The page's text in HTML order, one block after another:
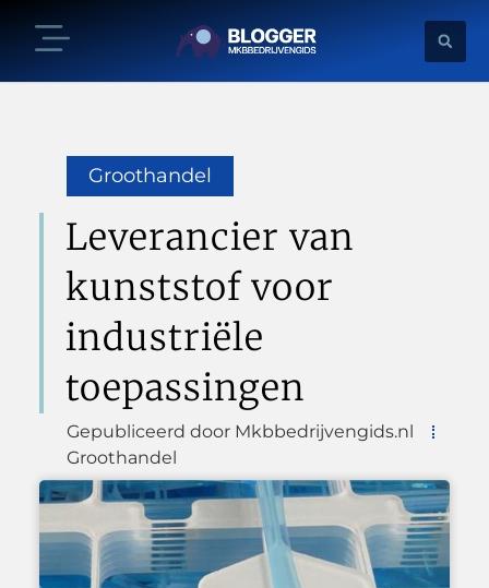
Groothandel
Leverancier van
kunststof voor
industriële
toepassingen
Gepubliceerd door Mkbbedrijvengids.nl
Groothandel